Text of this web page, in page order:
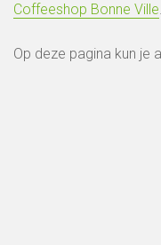
Coffeeshop Bonne Ville.
Op deze pagina kun je